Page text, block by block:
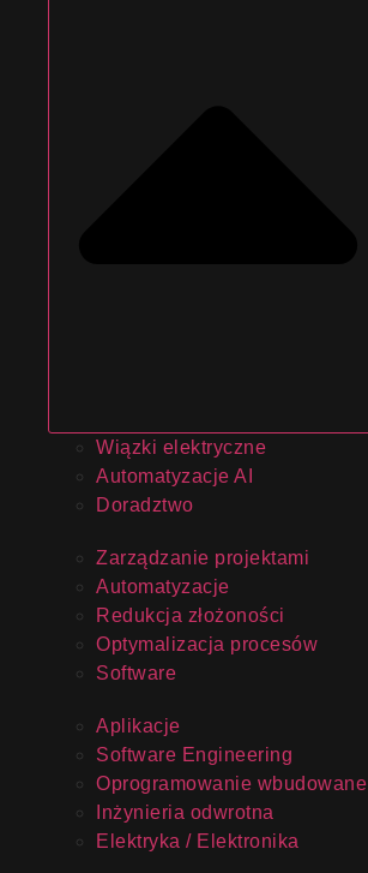
Wiązki elektryczne
Automatyzacje AI
Doradztwo
Zarządzanie projektami
Automatyzacje
Redukcja złożoności
Optymalizacja procesów
Software
Aplikacje
Software Engineering
Oprogramowanie wbudowane
Inżynieria odwrotna
Elektryka / Elektronika